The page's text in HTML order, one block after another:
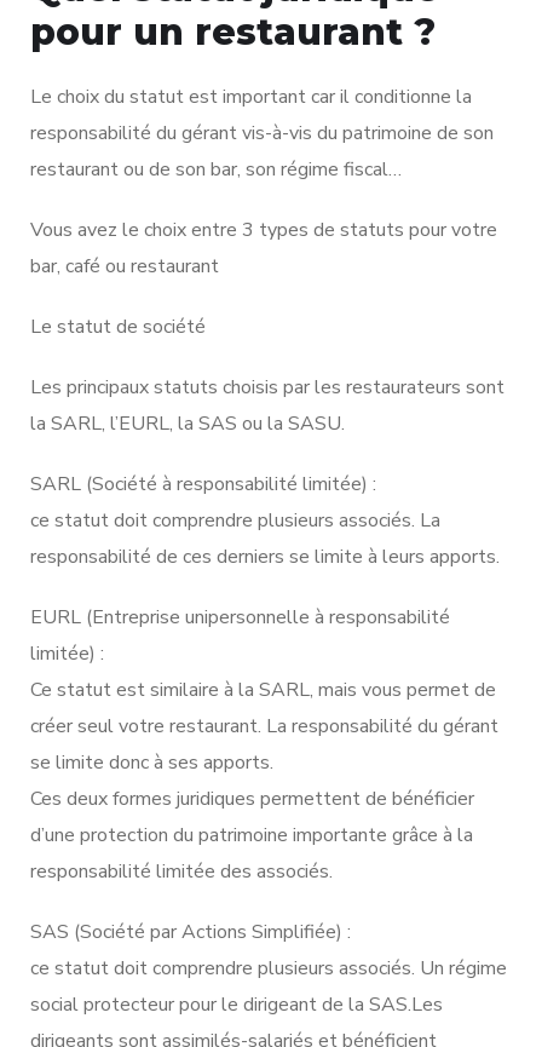
pour un restaurant ?
Le choix du statut est important car il conditionne la
responsabilité du gérant vis-à-vis du patrimoine de son
restaurant ou de son bar, son régime fiscal…
Vous avez le choix entre 3 types de statuts pour votre
bar, café ou restaurant
Le statut de société
Les principaux statuts choisis par les restaurateurs sont
la SARL, l’EURL, la SAS ou la SASU.
SARL (Société à responsabilité limitée) :
ce statut doit comprendre plusieurs associés. La
responsabilité de ces derniers se limite à leurs apports.
EURL (Entreprise unipersonnelle à responsabilité
limitée) :
Ce statut est similaire à la SARL, mais vous permet de
créer seul votre restaurant. La responsabilité du gérant
se limite donc à ses apports.
Ces deux formes juridiques permettent de bénéficier
d’une protection du patrimoine importante grâce à la
responsabilité limitée des associés.
SAS (Société par Actions Simplifiée) :
ce statut doit comprendre plusieurs associés. Un régime
social protecteur pour le dirigeant de la SAS.Les
dirigeants sont assimilés-salariés et bénéficient